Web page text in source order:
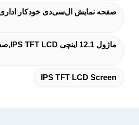
صفحه نمایش ال‌سی‌دی خودکار
ماژول 12.1 اینچی IPS TFT LCD,صفحه نمایش اداری LVDS 1280x800,ماژول LCD TFT با گارانتی
IPS TFT LCD Screen